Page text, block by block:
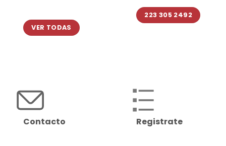
VER TODAS
223 305 2492
Contacto Registrate